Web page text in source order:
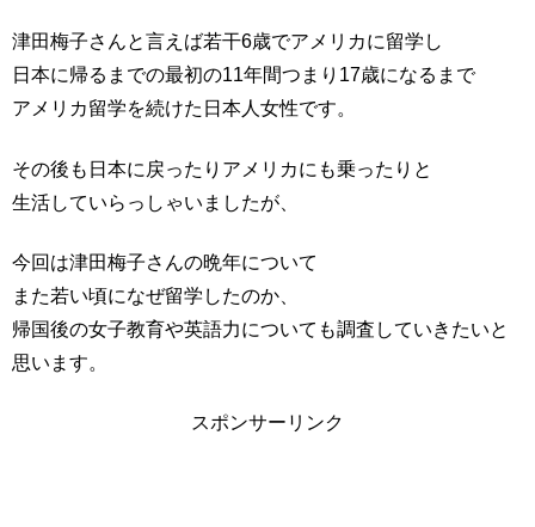
津田梅子さんと言えば若干6歳でアメリカに留学し
日本に帰るまでの最初の11年間つまり17歳になるまで
アメリカ留学を続けた日本人女性です。
その後も日本に戻ったりアメリカにも乗ったりと
生活していらっしゃいましたが、
今回は津田梅子さんの晩年について
また若い頃になぜ留学したのか、
帰国後の女子教育や英語力についても調査していきたいと
思います。
スポンサーリンク